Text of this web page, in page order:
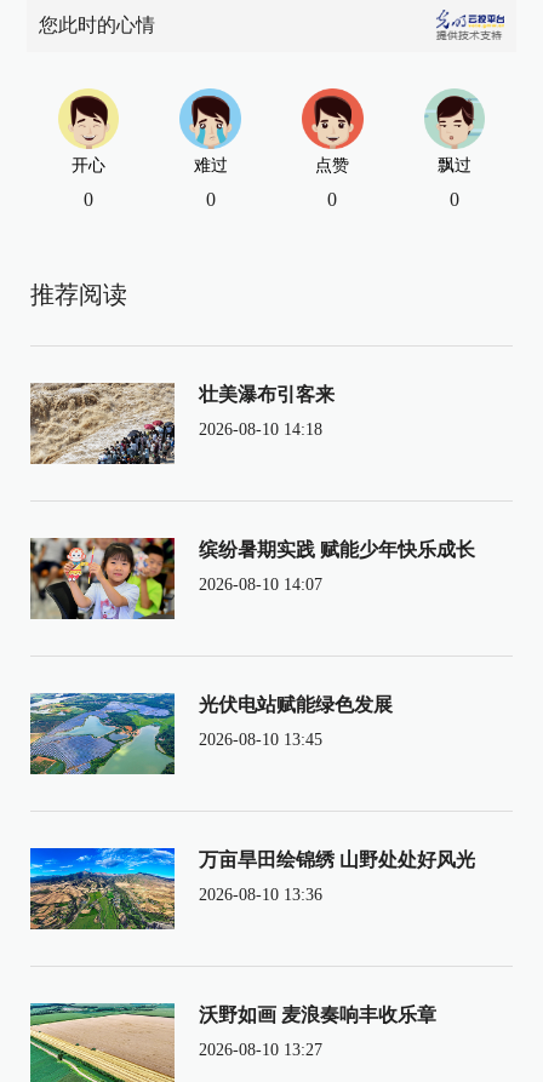
您此时的心情
开心
0
难过
0
点赞
0
飘过
0
推荐阅读
壮美瀑布引客来
2026-08-10 14:18
缤纷暑期实践 赋能少年快乐成长
2026-08-10 14:07
光伏电站赋能绿色发展
2026-08-10 13:45
万亩旱田绘锦绣 山野处处好风光
2026-08-10 13:36
沃野如画 麦浪奏响丰收乐章
2026-08-10 13:27